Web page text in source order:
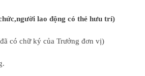
lao động có thẻ hưu trí)
có chữ ký của Trưởng đơn vị)